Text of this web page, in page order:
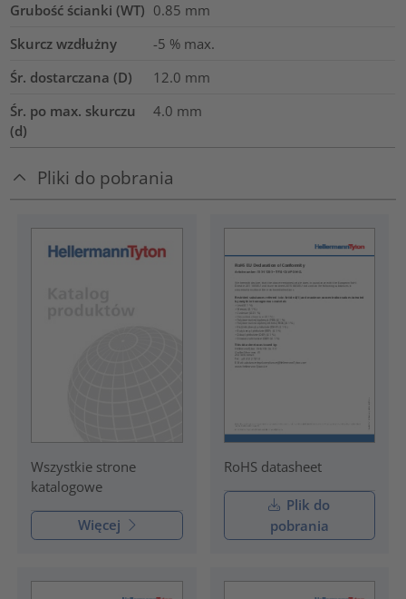
Grubość ścianki (WT) 0.85 mm
Skurcz wzdłużny
-5 % max.
Śr. dostarczana (D)
12.0 mm
Śr. po max. skurczu
(d)
4.0 mm
Pliki do pobrania
Wszystkie strone
katalogowe
Więcej
RoHS datasheet
Plik do
pobrania